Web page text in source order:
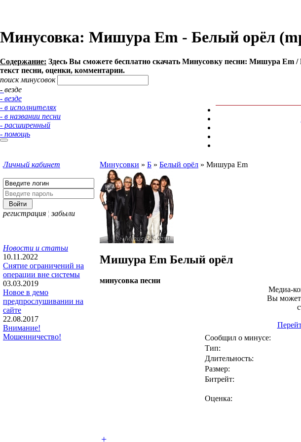
Минусовка: Мишура Em - Белый орёл
Содержание: Здесь Вы сможете бесплатно cкачать Минусовку песни: Мишура Em /
текст песни, оценки, комментарии.
поиск минусовок
- везде
- везде
- в исполнителях
- в названии песни
- расширенный
- помощь
Личный кабинет
регистрация ¦ забыли
Новости и статьи
10.11.2022
Снятие ограничений на
операции вне системы
03.03.2019
Новое в демо
предпрослушивании на
сайте
22.08.2017
Внимание!
Мошенничество!
Минусовки » Б » Белый орёл » Мишура Em
Мишура Em Белый орёл
минусовка песни
Медиа-
Вы
Сообщил о минусе:
Тип:
Длительность:
Размер:
Битрейт:
Оценка:
+